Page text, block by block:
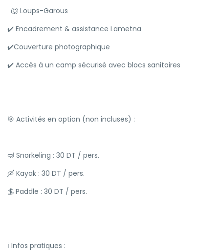
🐺 Loups-Garous
✔️ Encadrement & assistance Lametna
✔️Couverture photographique
✔️ Accès à un camp sécurisé avec blocs sanitaires
🎯 Activités en option (non incluses) :
🤿 Snorkeling : 30 DT / pers.
🛶 Kayak : 30 DT / pers.
🏄 Paddle : 30 DT / pers.
ℹ️ Infos pratiques :